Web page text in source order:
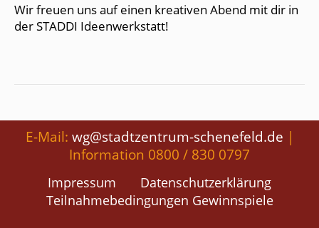
Wir freuen uns auf einen kreativen Abend mit dir in
der STADDI Ideenwerkstatt!
E-Mail: wg@stadtzentrum-schenefeld.de |
Information 0800 / 830 0797
Impressum
Datenschutzerklärung
Teilnahmebedingungen Gewinnspiele